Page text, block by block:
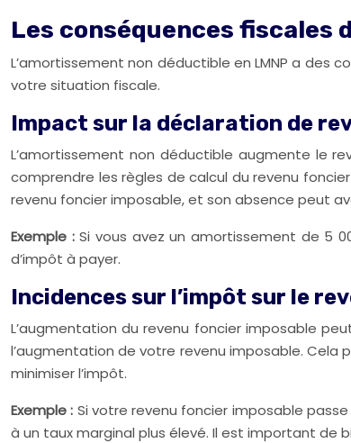
Les conséquences fiscales
L’amortissement non déductible en LMNP a des
votre situation fiscale.
Impact sur la déclaration de
L’amortissement non déductible augmente le
comprendre les règles de calcul du revenu
revenu foncier imposable, et son absence peut
Exemple :Si vous avez un amortissement de 5
d’impôt à payer.
Incidences sur l’impôt sur le
L’augmentation du revenu foncier imposable
l’augmentation de votre revenu imposable.
minimiser l’impôt.
Exemple : Si votre revenu foncier imposable
à un taux marginal plus élevé. Il est important de